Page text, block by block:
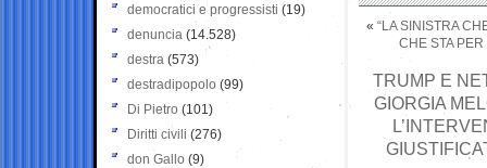
« “LA SINISTRA
CHE STA
TRUMP E
GIORGIA
democratici e progressisti (19)
denuncia (14.528)
destra (573)
destradipopolo (99)
Di Pietro (101)
Diritti civili (276)
don Gallo (9)